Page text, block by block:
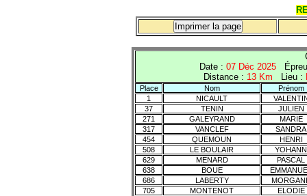
Date : 07 Déc 2025
Distance : 13 Km Lieu :
Place Nom
Prénom
1
NICAULT
37
TENIN
JULIEN
271
GALEYRAND
MARIE
317
VANCLEF
SANDRA
454
QUEMOUN
HENRI
508
LE BOULAIR
YOHANN
629
MENARD
PASCAL
638
BOUE
686
LABERTY
705
MONTENOT
ELODIE